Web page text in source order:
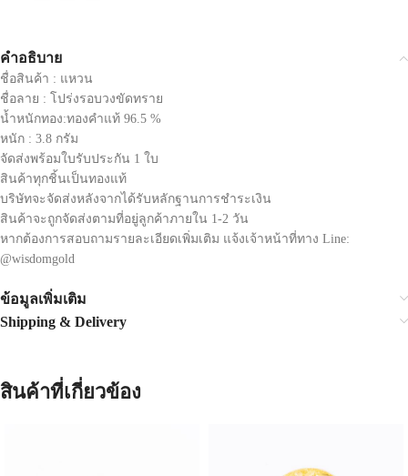
คำอธิบาย
ชื่อสินค้า : แหวน
ชื่อลาย : โปร่งรอบวงขัดทราย
น้ำหนักทอง:ทองคำแท้ 96.5 %
หนัก : 3.8 กรัม
จัดส่งพร้อมใบรับประกัน 1 ใบ
สินค้าทุกชิ้นเป็นทองแท้
บริษัทจะจัดส่งหลังจากได้รับหลักฐานการชำระเงิน
สินค้าจะถูกจัดส่งตามที่อยู่ลูกค้าภายใน 1-2 วัน
หากต้องการสอบถามรายละเอียดเพิ่มเติม แจ้งเจ้าหน้าที่ทาง Line:
@wisdomgold
ข้อมูลเพิ่มเติม
Shipping & Delivery
สินค้าที่เกี่ยวข้อง